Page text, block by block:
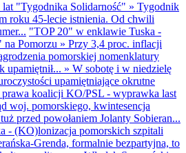
lat "Tygodnika Solidarność" » Tygodnik
roku 45-lecie istnienia. Od chwili
"TOP 20" w enklawie Tuska -
Pomorzu » Przy 3,4 proc. inflacji
pomorskiej nomenklatury
upamiętnił... » W sobotę i w niedzielę
upamiętniające okrutne
prawa koalicji KO/PSL - wyprawka last
woj. pomorskiego, kwintesencja
przed powołaniem Jolanty Sobieran...
- (KO)lonizacja pomorskich szpitali
Grenda, formalnie bezpartyjna, to